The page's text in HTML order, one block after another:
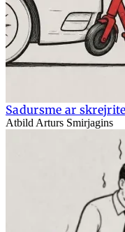
Sadursme ar
Atbild Arturs Smirjagins